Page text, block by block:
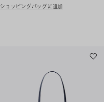
ショッピングバッグに追加